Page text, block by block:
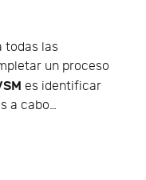
todas las
un proceso
es identificar
a cabo…